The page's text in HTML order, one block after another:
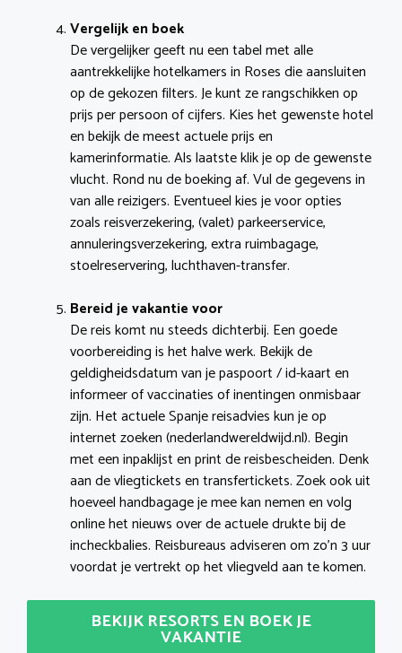
Vergelijk en boek
De vergelijker geeft nu een tabel met alle
aantrekkelijke hotelkamers in Roses die aansluiten
op de gekozen filters. Je kunt ze rangschikken op
prijs per persoon of cijfers. Kies het gewenste hotel
en bekijk de meest actuele prijs en
kamerinformatie. Als laatste klik je op de gewenste
vlucht. Rond nu de boeking af. Vul de gegevens in
van alle reizigers. Eventueel kies je voor opties
zoals reisverzekering, (valet) parkeerservice,
annuleringsverzekering, extra ruimbagage,
stoelreservering, luchthaven-transfer.
Bereid je vakantie voor
De reis komt nu steeds dichterbij. Een goede
voorbereiding is het halve werk. Bekijk de
geldigheidsdatum van je paspoort / id-kaart en
informeer of vaccinaties of inentingen onmisbaar
zijn. Het actuele Spanje reisadvies kun je op
internet zoeken (nederlandwereldwijd.nl). Begin
met een inpaklijst en print de reisbescheiden. Denk
aan de vliegtickets en transfertickets. Zoek ook uit
hoeveel handbagage je mee kan nemen en volg
online het nieuws over de actuele drukte bij de
incheckbalies. Reisbureaus adviseren om zo’n 3 uur
voordat je vertrekt op het vliegveld aan te komen.
BEKIJK RESORTS EN BOEK JE
VAKANTIE